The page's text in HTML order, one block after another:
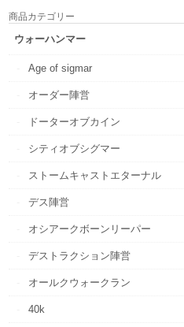
商品カテゴリー
ウォーハンマー
Age of sigmar
オーダー陣営
ドーターオブカイン
シティオブシグマー
ストームキャストエターナル
デス陣営
オシアークボーンリーパー
デストラクション陣営
オールクウォークラン
40k